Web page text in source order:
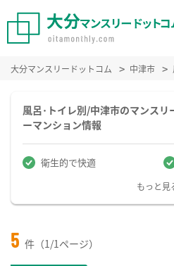
大分マンスリードットコム 中津市
風呂･トイレ別/中津市のマンスリ
ーマンション情報
衛生的で快適
もっと見
5 件（1/1ページ）